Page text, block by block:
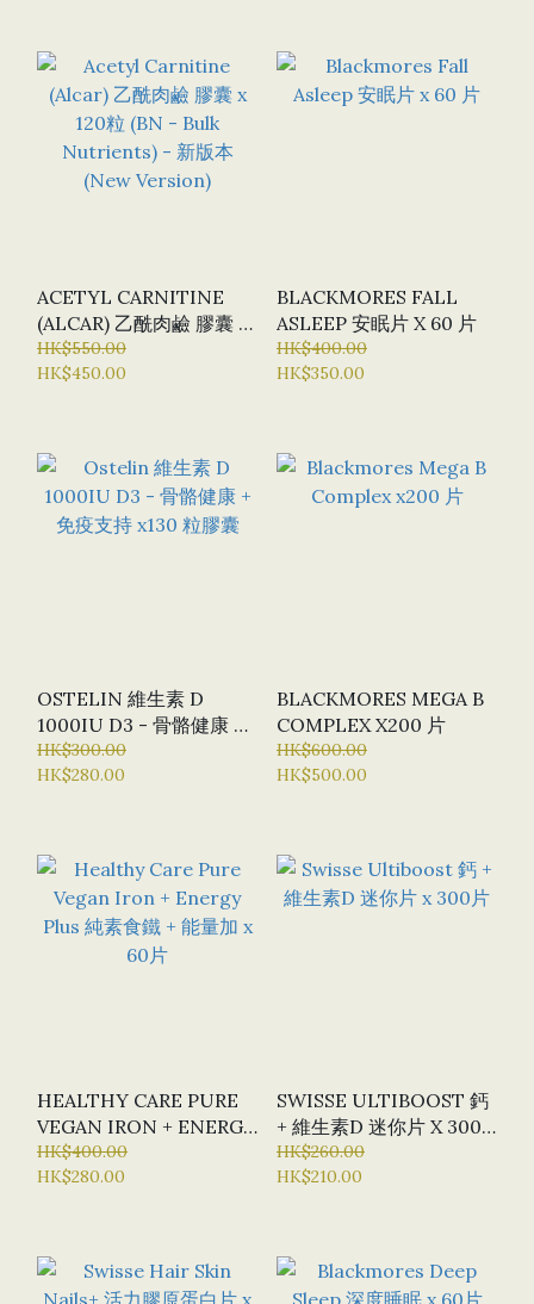
ACETYL CARNITINE
(ALCAR) 乙酰肉鹼 膠囊 X
120粒 (BN - BULK
NUTRIENTS) - 新版本
HK$550.00
HK$450.00
BLACKMORES FALL
ASLEEP 安眠片 X 60 片
HK$400.00
HK$350.00
OSTELIN 維生素 D
1000IU D3 - 骨骼健康 +
免疫支持 X130 粒膠囊
HK$300.00
HK$280.00
BLACKMORES MEGA B
COMPLEX X200 片
HK$600.00
HK$500.00
HEALTHY CARE PURE
VEGAN IRON + ENERGY
PLUS 純素食鐵 + 能量加
X 60片
HK$400.00
HK$280.00
SWISSE ULTIBOOST 鈣
+ 維生素D 迷你片 X 300
片
HK$260.00
HK$210.00